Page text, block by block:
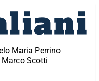
Maria Perrino
Scotti